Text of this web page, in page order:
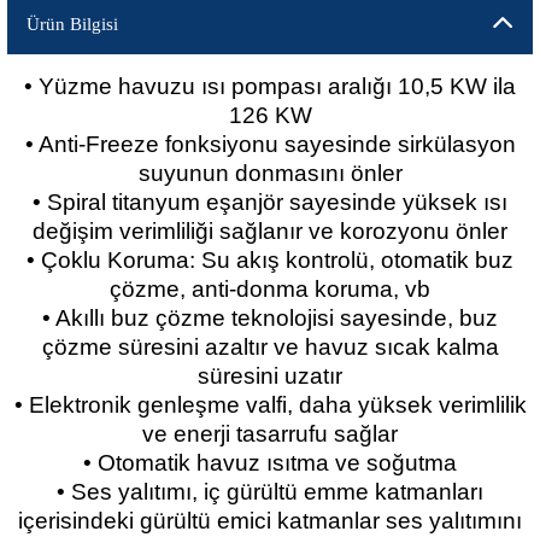
Ürün Bilgisi
• Yüzme havuzu ısı pompası aralığı 10,5 KW ila
126 KW
• Anti-Freeze fonksiyonu sayesinde sirkülasyon
suyunun donmasını önler
• Spiral titanyum eşanjör sayesinde yüksek ısı
değişim verimliliği sağlanır ve korozyonu önler
• Çoklu Koruma: Su akış kontrolü, otomatik buz
çözme, anti-donma koruma, vb
• Akıllı buz çözme teknolojisi sayesinde, buz
çözme süresini azaltır ve havuz sıcak kalma
süresini uzatır
• Elektronik genleşme valfi, daha yüksek verimlilik
ve enerji tasarrufu sağlar
• Otomatik havuz ısıtma ve soğutma
• Ses yalıtımı, iç gürültü emme katmanları
içerisindeki gürültü emici katmanlar ses yalıtımını